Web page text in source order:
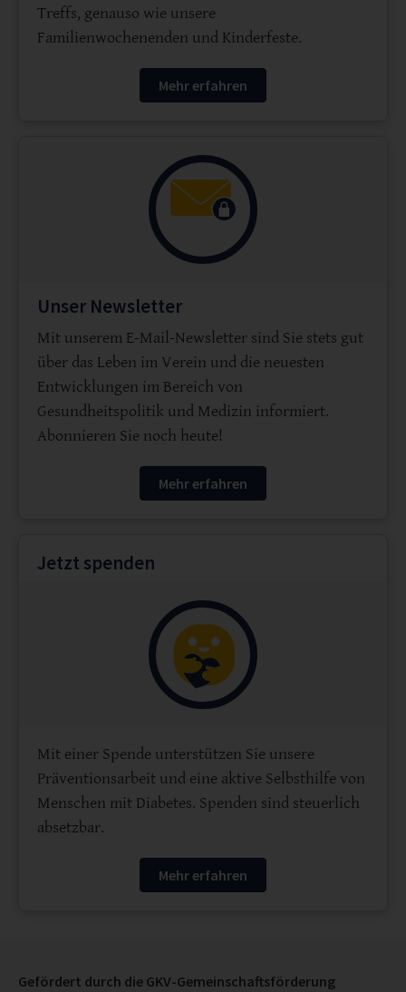
Treffs, genauso wie unsere
Familienwochenenden und Kinderfeste.
Mehr erfahren
Unser Newsletter
Mit unserem E-Mail-Newsletter sind Sie stets gut
über das Leben im Verein und die neuesten
Entwicklungen im Bereich von
Gesundheitspolitik und Medizin informiert.
Abonnieren Sie noch heute!
Mehr erfahren
Jetzt spenden
Mit einer Spende unterstützen Sie unsere
Präventionsarbeit und eine aktive Selbsthilfe von
Menschen mit Diabetes. Spenden sind steuerlich
absetzbar.
Mehr erfahren
Gefördert durch die GKV-Gemeinschaftsförderung